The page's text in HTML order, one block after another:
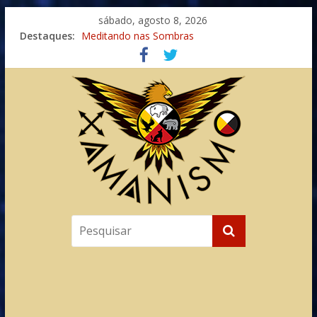
sábado, agosto 8, 2026
Destaques: Meditando nas Sombras
Autosuficiência: A Jornada do Espírito Ancestral
Xamanismo Universal
Totens – Caminho Espiritual – Crescimento
Imaginação na Cura